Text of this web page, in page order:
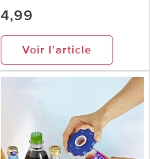
4,99
Voir l’article